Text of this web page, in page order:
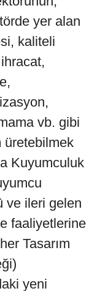
yer alan
kaliteli
vb. gibi
üretebilmek
Kuyumculuk
ve ileri gelen
faaliyetlerine
Tasarım
yeni